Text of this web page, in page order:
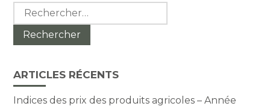
Rechercher :
ARTICLES RÉCENTS
Indices des prix des produits agricoles – Année